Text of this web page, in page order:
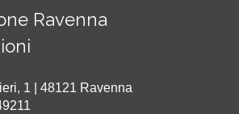
Ravenna
1 | 48121 Ravenna